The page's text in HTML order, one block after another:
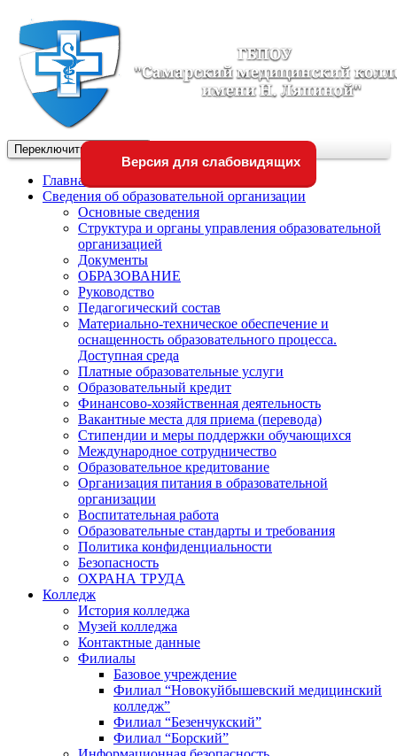
Версия для слабовидящих
Переключить навигации
Главная
Сведения об образовательной организации
Основные сведения
Структура и органы управления образовательной
организацией
Документы
ОБРАЗОВАНИЕ
Руководство
Педагогический состав
Материально-техническое обеспечение и
оснащенность образовательного процесса.
Доступная среда
Платные образовательные услуги
Образовательный кредит
Финансово-хозяйственная деятельность
Вакантные места для приема (перевода)
Стипендии и меры поддержки обучающихся
Международное сотрудничество
Образовательное кредитование
Организация питания в образовательной
организации
Воспитательная работа
Образовательные стандарты и требования
Политика конфиденциальности
Безопасность
ОХРАНА ТРУДА
Колледж
История колледжа
Музей колледжа
Контактные данные
Филиалы
Базовое учреждение
Филиал “Новокуйбышевский медицинский
колледж”
Филиал “Безенчукский”
Филиал “Борский”